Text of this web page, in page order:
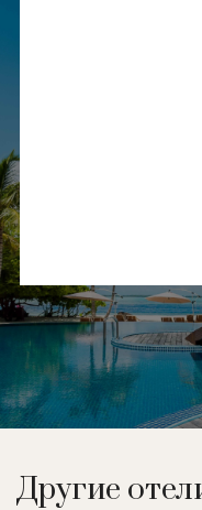
Другие